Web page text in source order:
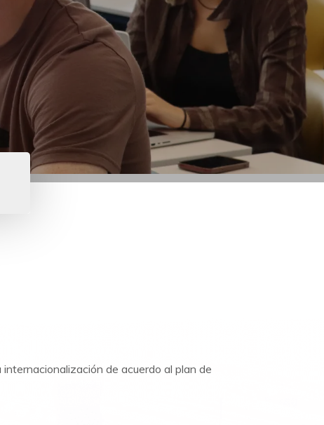
de acuerdo al plan de